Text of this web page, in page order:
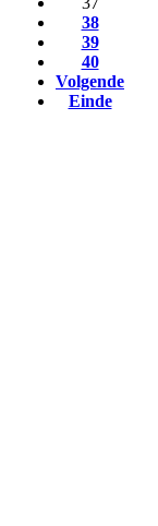
38
39
40
Volgende
Einde